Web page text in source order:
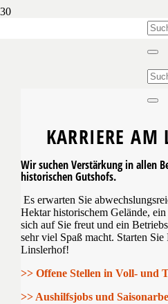
KARRIERE AM
Wir suchen Verstärkung in allen
historischen Gutshofs.
Es erwarten Sie
Hektar historischem Gelände, ein
sich auf Sie freut und ein
sehr viel Spaß macht. Starten
Linslerhof!
>> Offene Stellen in Voll- und
>> Aushilfsjobs und